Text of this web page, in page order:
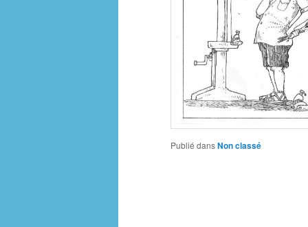
Publié dansNon classé